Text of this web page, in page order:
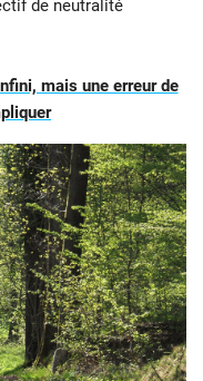
de neutralité
mais une erreur de